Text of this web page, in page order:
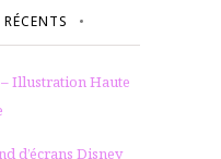
– Illustration Haute
d’écrans Disney